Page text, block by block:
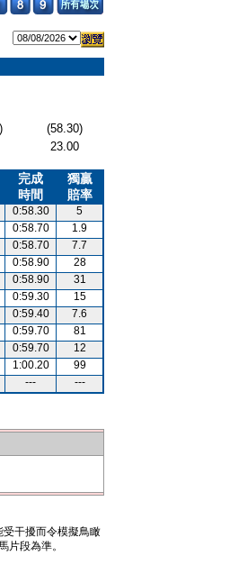
(58.30)
23.00
完成
時間
獨贏
賠率
0:58.30
5
0:58.70
1.9
0:58.70
7.7
0:58.90
28
0:58.90
31
0:59.30
15
0:59.40
7.6
0:59.70
81
0:59.70
12
1:00.20
99
--- ---
干擾而令模擬鳥瞰
片段為準。